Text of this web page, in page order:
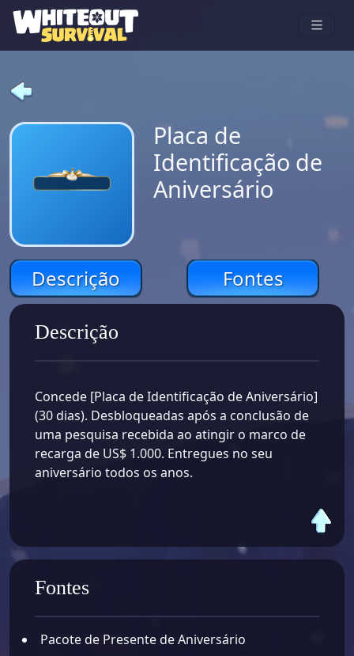
Placa de
Identificação de
Aniversário
Descrição Fontes
Descrição
Concede [Placa de Identificação de Aniversário]
(30 dias). Desbloqueadas após a conclusão de
uma pesquisa recebida ao atingir o marco de
recarga de US$ 1.000. Entregues no seu
aniversário todos os anos.
Fontes
Pacote de Presente de Aniversário